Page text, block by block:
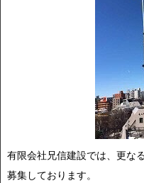
有限会社兄信建設では、更な
募集しております。